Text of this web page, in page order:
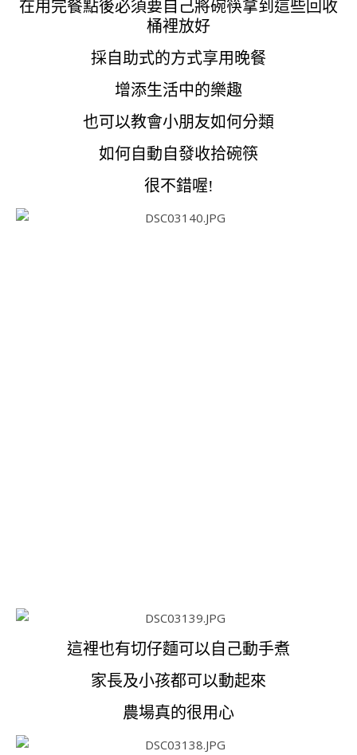
在用完餐點後必須要自己將碗筷拿到這些回收
桶裡放好
採自助式的方式享用晚餐
增添生活中的樂趣
也可以教會小朋友如何分類
如何自動自發收拾碗筷
很不錯喔!
這裡也有切仔麵可以自己動手煮
家長及小孩都可以動起來
農場真的很用心